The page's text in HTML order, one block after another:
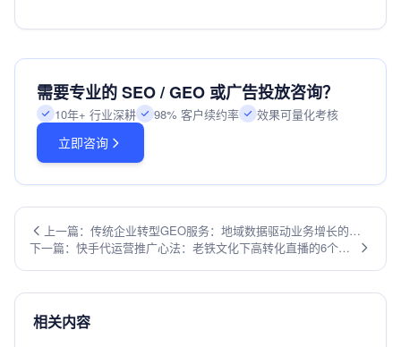
需要专业的 SEO / GEO 或广告投放咨询？
10年+ 行业深耕 98% 客户续约率 效果可量化考核
立即咨询
上一篇：传统企业转型GEO服务：地域数据驱动业务增长的关
键逻辑
下一篇：快手代运营推广心法：老铁文化下高转化直播的6个核
相关内容